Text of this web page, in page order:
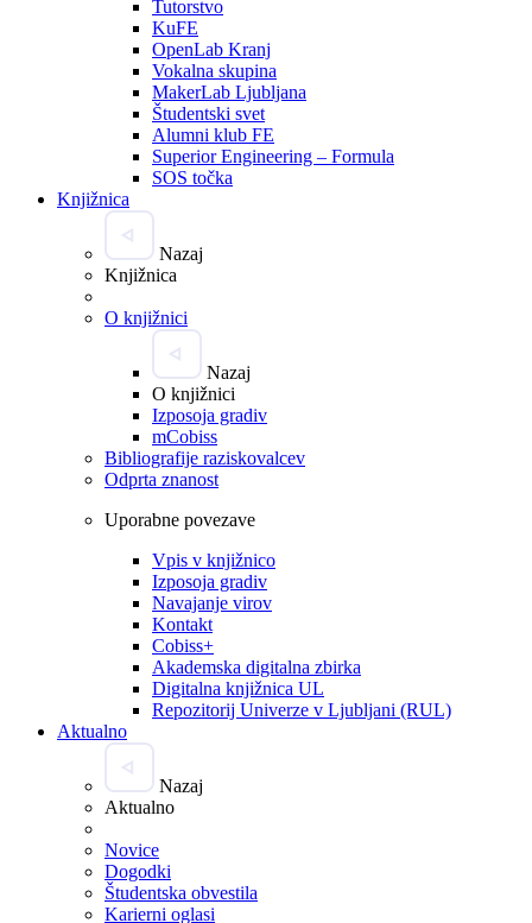
Tutorstvo
KuFE
OpenLab Kranj
Vokalna skupina
MakerLab Ljubljana
Študentski svet
Alumni klub FE
Superior Engineering – Formula
SOS točka
Knjižnica
Nazaj
Knjižnica
O knjižnici
Nazaj
O knjižnici
Izposoja gradiv
mCobiss
Bibliografije raziskovalcev
Odprta znanost
Uporabne povezave
Vpis v knjižnico
Izposoja gradiv
Navajanje virov
Kontakt
Cobiss+
Akademska digitalna zbirka
Digitalna knjižnica UL
Repozitorij Univerze v Ljubljani (RUL)
Aktualno
Nazaj
Aktualno
Novice
Dogodki
Študentska obvestila
Karierni oglasi